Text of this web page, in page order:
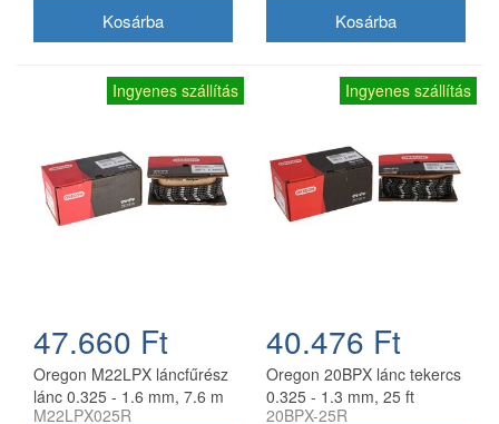
Ingyenes szállítás
47.660 Ft
Oregon M22LPX láncfűrész
lánc 0.325 - 1.6 mm, 7.6 m
tekercs
M22LPX025R
Ingyenes szállítás
40.476 Ft
Oregon 20BPX lánc tekercs
0.325 - 1.3 mm, 25 ft
20BPX-25R